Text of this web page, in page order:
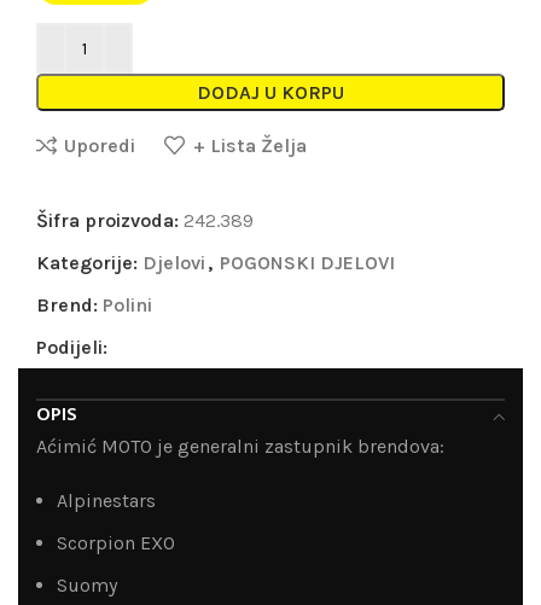
DODAJ U KORPU
Uporedi + Lista Želja
Šifra proizvoda: 242.389
Kategorije: Djelovi , POGONSKI DJELOVI
Brend: Polini
Podijeli:
OPIS
Aćimić MOTO je generalni zastupnik brendova:
Alpinestars
Scorpion EXO
Suomy